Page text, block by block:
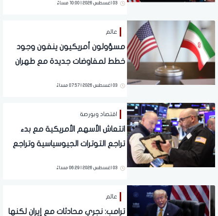
03 اغسطس 2026 | 10:00 مساءً
عالم
مسؤولون أمريكيون ينفون وجود
خطط لمفاوضات جديدة مع طهران
03 اغسطس 2026 | 07:57 مساءً
اقتصاد وبورصة
انتعاش الأسهم الأمريكية مع بدء
تراجع التوترات الجيوسياسية وتراجع
03 اغسطس 2026 | 06:29 مساءً
عالم
ترامب: نجري محادثات مع إيران لكنها